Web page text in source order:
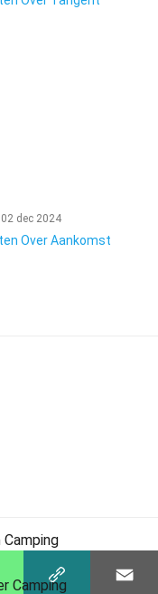
02 dec 2024
Over Aankomst
Camping